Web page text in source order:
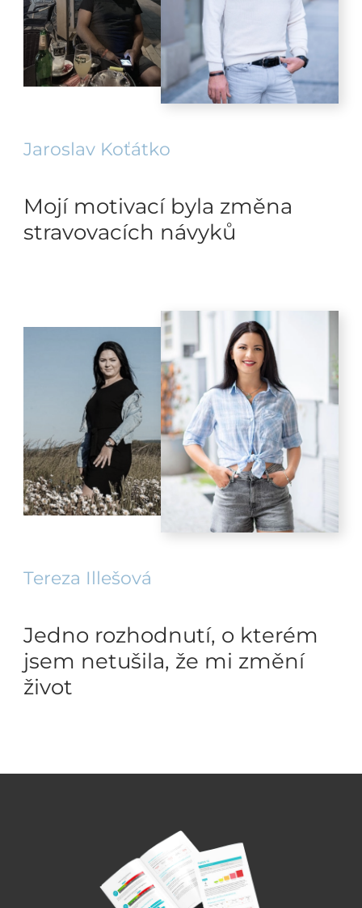
Jaroslav Koťátko
Mojí motivací byla změna
stravovacích návyků
Tereza Illešová
Jedno rozhodnutí, o kterém
jsem netušila, že mi změní
život